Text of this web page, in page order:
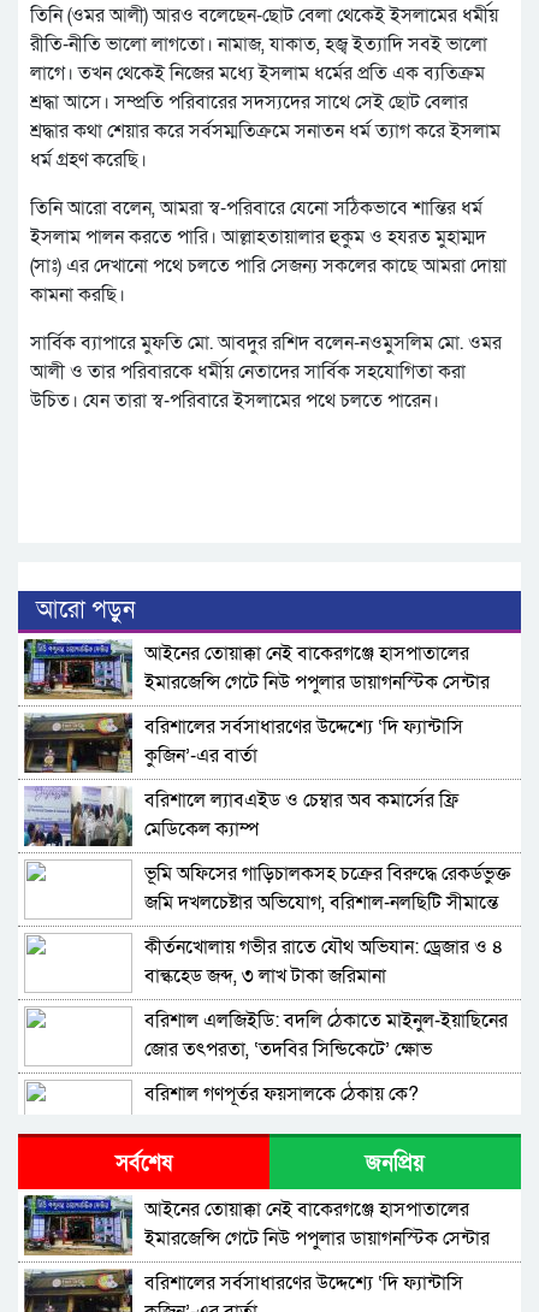
তিনি (ওমর আলী) আরও বলেছেন-ছোট বেলা থেকেই ইসলামের ধর্মীয়
রীতি-নীতি ভালো লাগতো। নামাজ, যাকাত, হজ্ব ইত্যাদি সবই ভালো
লাগে। তখন থেকেই নিজের মধ্যে ইসলাম ধর্মের প্রতি এক ব্যতিক্রম
শ্রদ্ধা আসে। সম্প্রতি পরিবারের সদস্যদের সাথে সেই ছোট বেলার
শ্রদ্ধার কথা শেয়ার করে সর্বসম্মতিক্রমে সনাতন ধর্ম ত্যাগ করে ইসলাম
ধর্ম গ্রহণ করেছি।
তিনি আরো বলেন, আমরা স্ব-পরিবারে যেনো সঠিকভাবে শান্তির ধর্ম
ইসলাম পালন করতে পারি। আল্লাহতায়ালার হুকুম ও হযরত মুহাম্মদ
(সাঃ) এর দেখানো পথে চলতে পারি সেজন্য সকলের কাছে আমরা দোয়া
কামনা করছি।
সার্বিক ব্যাপারে মুফতি মো. আবদুর রশিদ বলেন-নওমুসলিম মো. ওমর
আলী ও তার পরিবারকে ধর্মীয় নেতাদের সার্বিক সহযোগিতা করা
উচিত। যেন তারা স্ব-পরিবারে ইসলামের পথে চলতে পারেন।
আরো পড়ুন
​আইনের তোয়াক্কা নেই বাকেরগঞ্জে হাসপাতালের
ইমারজেন্সি গেটে নিউ পপুলার ডায়াগনস্টিক সেন্টার
বরিশালের সর্বসাধারণের উদ্দেশ্যে ‘দি ফ্যান্টাসি
কুজিন’-এর বার্তা
বরিশালে ল্যাবএইড ও চেম্বার অব কমার্সের ফ্রি
মেডিকেল ক্যাম্প
‎ভূমি অফিসের গাড়িচালকসহ চক্রের বিরুদ্ধে রেকর্ডভুক্ত
জমি দখলচেষ্টার অভিযোগ, বরিশাল-নলছিটি সীমান্তে
চাঞ্চল্য
কীর্তনখোলায় গভীর রাতে যৌথ অভিযান: ড্রেজার ও ৪
বাল্কহেড জব্দ, ৩ লাখ টাকা জরিমানা
বরিশাল এলজিইডি: বদলি ঠেকাতে মাইনুল-ইয়াছিনের
জোর তৎপরতা, ‘তদবির সিন্ডিকেটে’ ক্ষোভ
বরিশাল গণপূর্তর ফয়সালকে ঠেকায় কে?
বরিশালে শিক্ষকদের কোচিং বাণিজ্য: সংকটে প্রাথমিক
শিক্ষা
উত্তর আমানতগঞ্জ সিকদার পাড়া জামে মসজিদের
পূর্ণাঙ্গ কমিটি গঠন
সর্বশেষ জনপ্রিয়
​আইনের তোয়াক্কা নেই বাকেরগঞ্জে হাসপাতালের
ইমারজেন্সি গেটে নিউ পপুলার ডায়াগনস্টিক সেন্টার
বরিশালের সর্বসাধারণের উদ্দেশ্যে ‘দি ফ্যান্টাসি